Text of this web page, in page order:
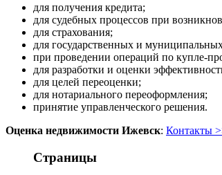
для получения кредита;
для судебных процессов при
для страхования;
для государственных и
при проведении операций по купле-
для разработки и оценки
для целей переоценки;
для нотариального переоформления;
принятие управленческого решения.
Оценка недвижимости Ижевск: Контакты
Страницы